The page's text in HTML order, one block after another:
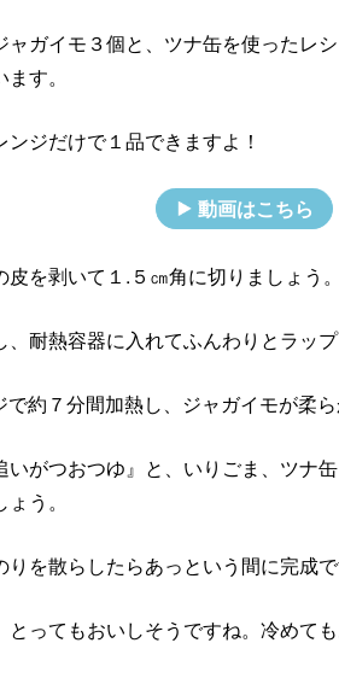
ャガイモ３個と、ツナ缶を使ったレ
す。
ジだけで１品できますよ！
動画はこちら
を剥いて１.５㎝角に切りましょう。
耐熱容器に入れてふんわりとラップ
で約７分間加熱し、ジャガイモが柔
いがつおつゆ』と、いりごま、ツナ
う。
を散らしたらあっという間に完成で
とってもおいしそうですね。冷めて